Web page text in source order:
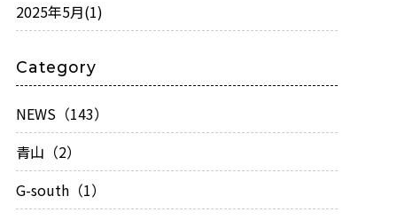
2025年5月(1)
Category
NEWS（143）
青山（2）
G-south（1）